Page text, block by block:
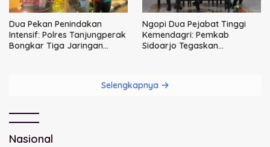
Dua Pekan Penindakan
Intensif: Polres Tanjungperak
Bongkar Tiga Jaringan
Ngopi Dua Pejabat Tinggi
Kemendagri: Pemkab
Sidoarjo Tegaskan
Selengkapnya
Nasional